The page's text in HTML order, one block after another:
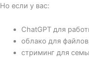
Но если у вас:
ChatGPT для
облако для
стриминг для